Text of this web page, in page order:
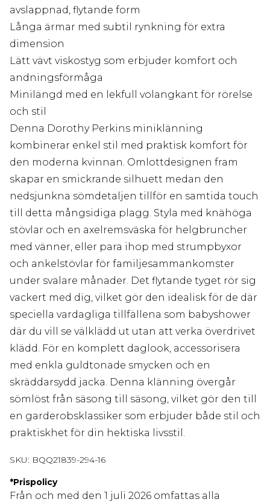
avslappnad, flytande form
Långa ärmar med subtil rynkning för extra
dimension
Lätt vävt viskostyg som erbjuder komfort och
andningsförmåga
Minilängd med en lekfull volangkant för rörelse
och stil
Denna Dorothy Perkins miniklänning
kombinerar enkel stil med praktisk komfort för
den moderna kvinnan. Omlottdesignen fram
skapar en smickrande silhuett medan den
nedsjunkna sömdetaljen tillför en samtida touch
till detta mångsidiga plagg. Styla med knähöga
stövlar och en axelremsväska för helgbruncher
med vänner, eller para ihop med strumpbyxor
och ankelstövlar för familjesammankomster
under svalare månader. Det flytande tyget rör sig
vackert med dig, vilket gör den idealisk för de där
speciella vardagliga tillfällena som babyshower
där du vill se välklädd ut utan att verka överdrivet
klädd. För en komplett daglook, accessorisera
med enkla guldtonade smycken och en
skräddarsydd jacka. Denna klänning övergår
sömlöst från säsong till säsong, vilket gör den till
en garderobsklassiker som erbjuder både stil och
praktiskhet för din hektiska livsstil.
SKU: BQQ21839-294-16
*Prispolicy
Från och med den 1 juli 2026 omfattas alla